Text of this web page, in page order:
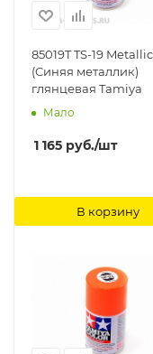
85019T TS-19
(Cиняя металлик)
глянцевая Tamiya
Мало
1 165 руб./шт
В корзину